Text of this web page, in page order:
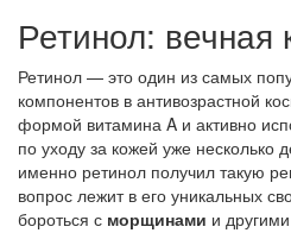
Ретинол: вечная
Ретинол — это один из самых
компонентов в антивозрастной
формой витамина A и активно
по уходу за кожей уже несколько
именно ретинол получил такую
вопрос лежит в его уникальных
бороться с морщинами и